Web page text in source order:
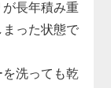
長年積み重
った状態で
洗っても乾